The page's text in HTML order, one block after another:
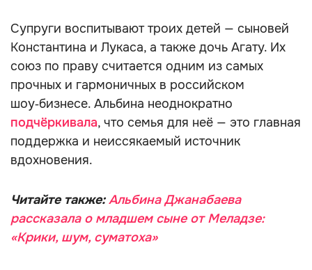
Супруги воспитывают троих детей — сыновей
Константина и Лукаса, а также дочь Агату. Их
союз по праву считается одним из самых
прочных и гармоничных в российском
шоу‑бизнесе. Альбина неоднократно
подчёркивала, что семья для неё — это главная
поддержка и неиссякаемый источник
вдохновения.
Читайте также:Альбина Джанабаева
рассказала о младшем сыне от Меладзе:
«Крики, шум, суматоха»